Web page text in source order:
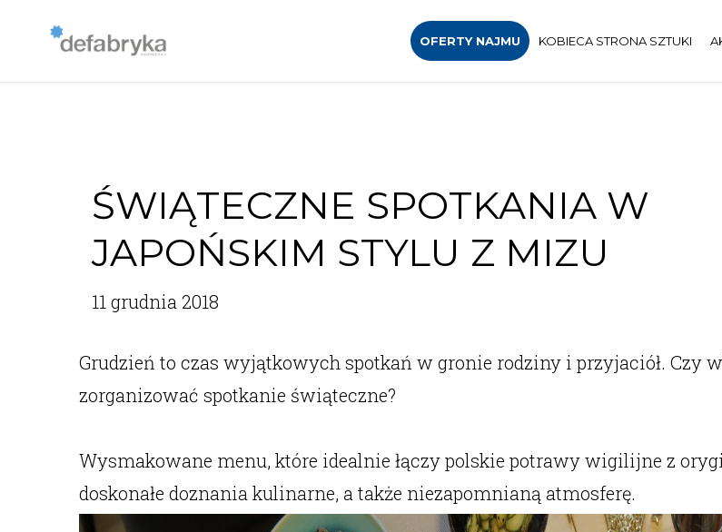
OFERTY NAJMU KOBIECA STRONA SZTUKI
ŚWIĄTECZNE SPOTKANIA W
JAPOŃSKIM STYLU Z MIZU
11 grudnia 2018
Grudzień to czas wyjątkowych spotkań w gronie rodziny i przyjaciół. Czy
zorganizować spotkanie świąteczne?
Wysmakowane menu, które idealnie łączy polskie potrawy wigilijne z
doskonałe doznania kulinarne, a także niezapomnianą atmosferę.